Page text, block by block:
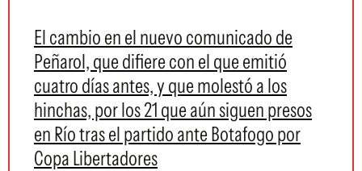
El cambio en el nuevo comunicado de
Peñarol, que difiere con el que emitió
cuatro días antes, y que molestó a los
hinchas, por los 21 que aún siguen presos
en Río tras el partido ante Botafogo por
Copa Libertadores